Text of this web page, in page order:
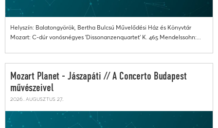
Helyszín: Balatongyörök, Bertha Bulcsú Művelődési Ház és Könyvtár
Mozart: C-dúr vonósnégyes 'Dissonanzenquartet' K. 465 Mendelssohn:...
Mozart Planet - Jászapáti // A Concerto Budapest
művészeivel
2026. augusztus 27.